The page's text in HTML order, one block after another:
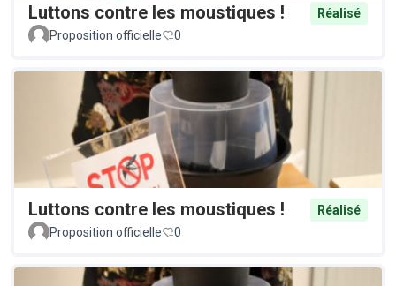
Luttons contre les moustiques !
Réalisé
Proposition officielle
0
Luttons contre les moustiques !
Réalisé
Proposition officielle
0